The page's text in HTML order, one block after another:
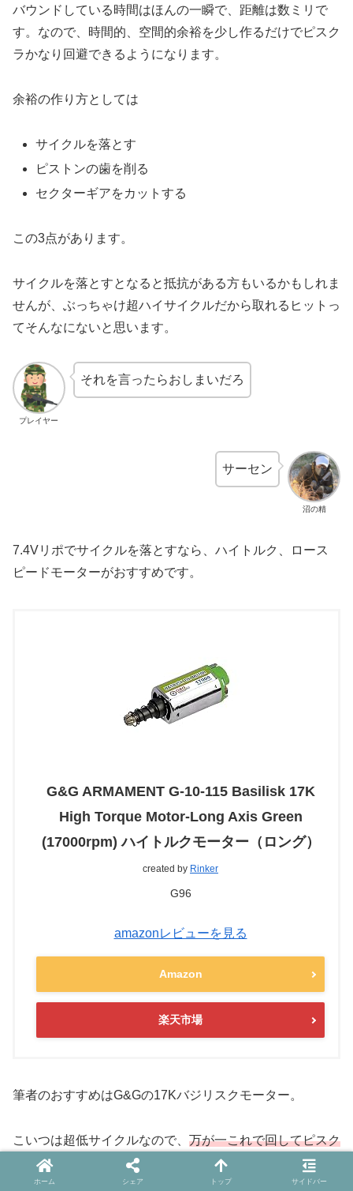
バウンドしている時間はほんの一瞬で、距離は数ミリで
す。なので、時間的、空間的余裕を少し作るだけでピスク
ラかなり回避できるようになります。
余裕の作り方としては
サイクルを落とす
ピストンの歯を削る
セクターギアをカットする
この3点があります。
サイクルを落とすとなると抵抗がある方もいるかもしれま
せんが、ぶっちゃけ超ハイサイクルだから取れるヒットっ
てそんなにないと思います。
プレイヤー
それを言ったらおしまいだろ
沼の精
サーセン
7.4Vリポでサイクルを落とすなら、ハイトルク、ロース
ピードモーターがおすすめです。
G&G ARMAMENT G-10-115 Basilisk 17K
High Torque Motor-Long Axis Green
(17000rpm) ハイトルクモーター（ロング）
created by Rinker
G96
amazonレビューを見る
Amazon
楽天市場
筆者のおすすめはG&Gの17Kバジリスクモーター。
こいつは超低サイクルなので、 万が一これで回してピスク
ラするならどう考えてもAOE調整がおかしいか、スプリ
ングレートが高すぎます。
ホーム シェア トップ サイドバー